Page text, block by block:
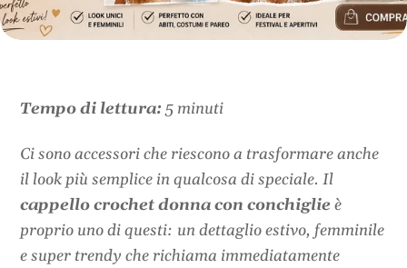
Tempo di lettura:5 minuti
Ci sono accessori che riescono a trasformare anche
il look più semplice in qualcosa di speciale. Il
cappello crochet donna con conchiglieè
proprio uno di questi: un dettaglio estivo, femminile
e super trendy che richiama immediatamente